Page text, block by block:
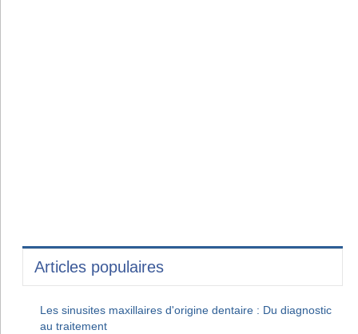
Articles populaires
Les sinusites maxillaires d'origine dentaire : Du diagnostic
au traitement